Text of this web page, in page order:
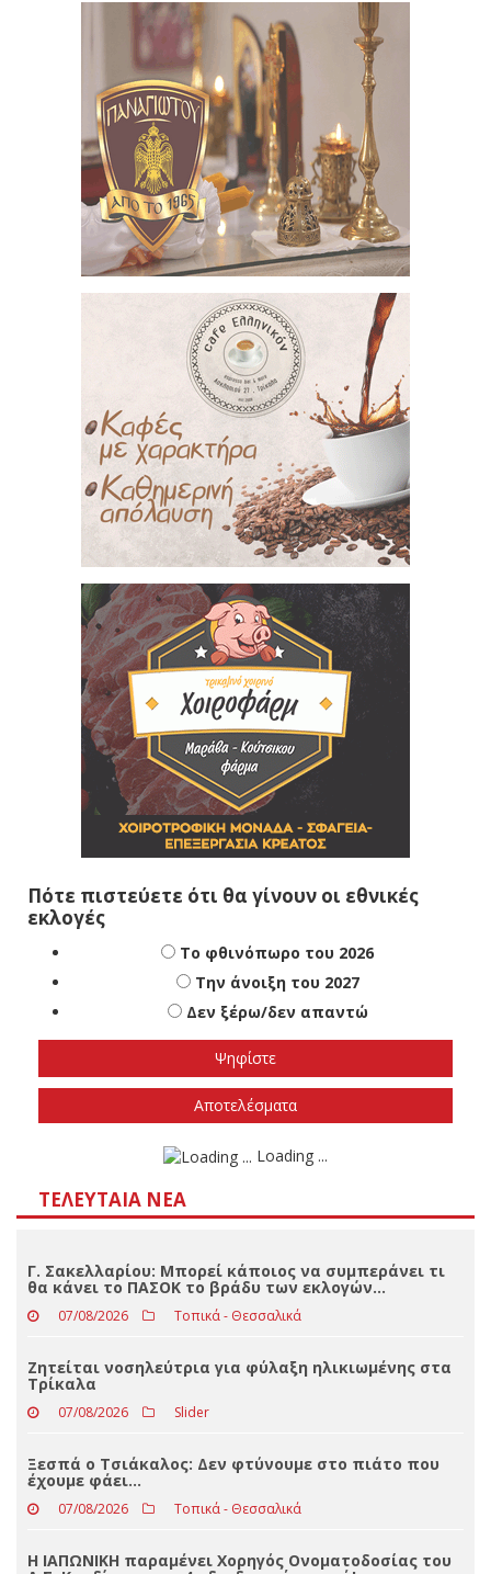
Πότε πιστεύετε ότι θα γίνουν οι εθνικές
εκλογές
Το φθινόπωρο του 2026
Την άνοιξη του 2027
Δεν ξέρω/δεν απαντώ
ΤΕΛΕΥΤΑΊΑ ΝΈΑ
Γ. Σακελλαρίου: Μπορεί κάποιος να συμπεράνει τι
θα κάνει το ΠΑΣΟΚ το βράδυ των εκλογών…
07/08/2026 Τοπικά - Θεσσαλικά
Ζητείται νοσηλεύτρια για φύλαξη ηλικιωμένης στα
Τρίκαλα
07/08/2026 Slider
Ξεσπά ο Τσιάκαλος: Δεν φτύνουμε στο πιάτο που